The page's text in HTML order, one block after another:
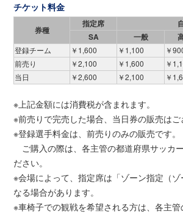
チケット料金
券種
指定席
SA
一般
登録チーム ￥1,600 ￥1,100 ￥
前売り
￥2,100 ￥1,600 ￥
当日
￥2,600 ￥2,100 ￥
※上記金額には消費税が含まれます。
※前売りで完売した場合、当日券の販売はご
※登録選手料金は、前売りのみの販売です。
ご購入の際は、各主管の都道府県サッカ
ださい。
※会場によって、指定席は「ゾーン指定（
なる場合があります。
※車椅子での観戦を希望される方は、各主